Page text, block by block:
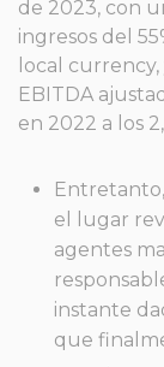
de 2023, con
ingresos del
local
EBITDA
en 2022 a los
el lugar
agentes
instante
que